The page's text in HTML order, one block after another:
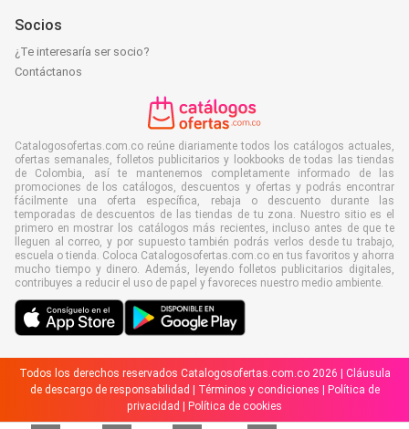
Socios
¿Te interesaría ser socio?
Contáctanos
Catalogosofertas.com.co reúne diariamente todos los catálogos actuales,
ofertas semanales, folletos publicitarios y lookbooks de todas las tiendas
de Colombia, así te mantenemos completamente informado de las
promociones de los catálogos, descuentos y ofertas y podrás encontrar
fácilmente una oferta específica, rebaja o descuento durante las
temporadas de descuentos de las tiendas de tu zona. Nuestro sitio es el
primero en mostrar los catálogos más recientes, incluso antes de que te
lleguen al correo, y por supuesto también podrás verlos desde tu trabajo,
escuela o tienda. Coloca Catalogosofertas.com.co en tus favoritos y ahorra
mucho tiempo y dinero. Además, leyendo folletos publicitarios digitales,
contribuyes a reducir el uso de papel y favoreces nuestro medio ambiente.
Todos los derechos reservados Catalogosofertas.com.co 2026 | Cláusula
de descargo de responsabilidad
Términos y condiciones
Política de
privacidad
Política de cookies